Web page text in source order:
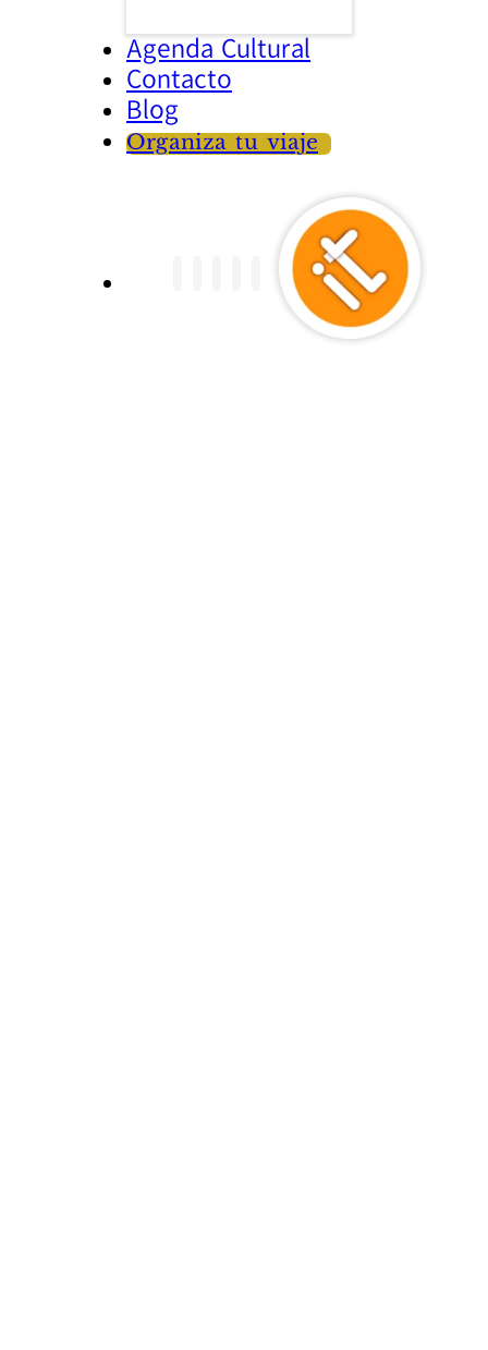
Agenda Cultural
Contacto
Blog
Organiza tu viaje